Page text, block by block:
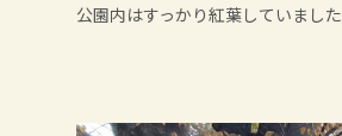
公園内はすっかり紅葉していました